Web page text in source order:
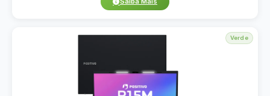
Verde